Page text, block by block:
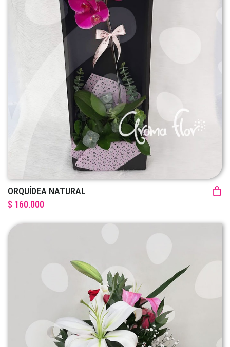
ORQUÍDEA NATURAL
$ 160.000